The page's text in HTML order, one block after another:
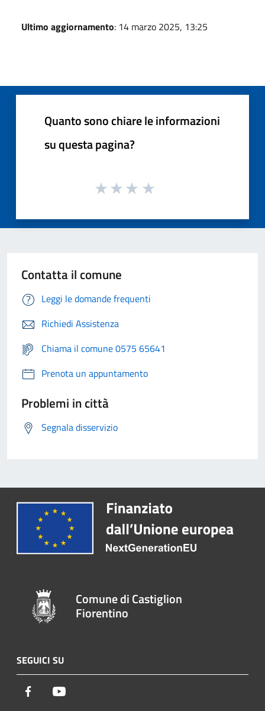
Ultimo aggiornamento: 14 marzo 2025, 13:25
Quanto sono chiare le informazioni
su questa pagina?
Contatta il comune
Leggi le domande frequenti
Richiedi Assistenza
Chiama il comune 0575 65641
Prenota un appuntamento
Problemi in città
Segnala disservizio
Comune di Castiglion
Fiorentino
SEGUICI SU
Facebook